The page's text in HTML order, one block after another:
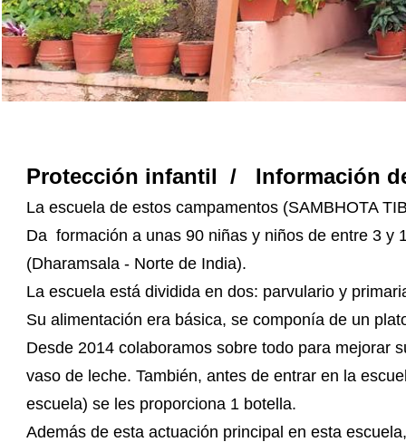
Protección infantil / Información
La escuela de estos campamentos (SAMBHOTA
Da formación a unas 90 niñas y niños de entre 3 y
(Dharamsala - Norte de India).
La escuela está dividida en dos: parvulario y
Su alimentación era básica, se componía de un
Desde 2014 colaboramos sobre todo para mejorar
vaso de leche. También, antes de entrar en la
escuela) se les proporciona 1 botella.
Además de esta actuación principal en esta